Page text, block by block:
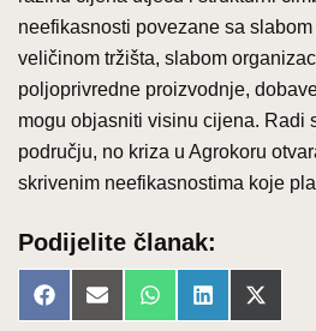
neefikasnosti povezane sa
veličinom tržišta, slabom
poljoprivredne proizvodnje,
mogu objasniti visinu cijena. Radi
području, no kriza u Agrokoru
skrivenim neefikasnostima koje
Podijelite članak:
Share
on
FacebookShare
on
Email Share
on
WhatsAppShare
on
LinkedInShare
on
X